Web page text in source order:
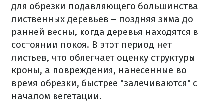
для обрезки подавляющего большинства
лиственных деревьев – поздняя зима до
ранней весны, когда деревья находятся в
состоянии покоя. В этот период нет
листьев, что облегчает оценку структуры
кроны, а повреждения, нанесенные во
время обрезки, быстрее "залечиваются" с
началом вегетации.